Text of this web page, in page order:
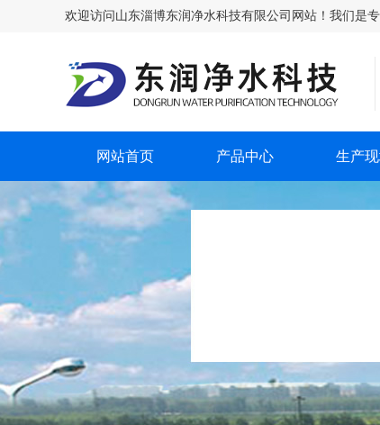
欢迎访问山东淄博东润净水科技有限公司网站！我们是
网站首页 产品中心 生产